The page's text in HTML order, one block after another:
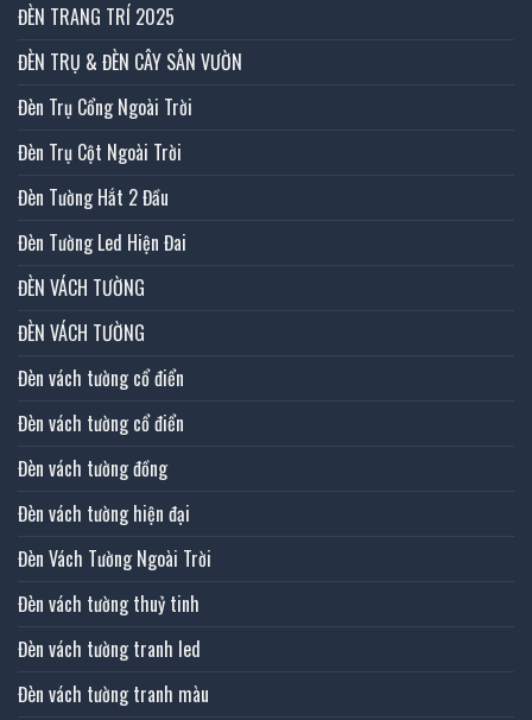
ĐÈN TRANG TRÍ 2025
ĐÈN TRỤ & ĐÈN CÂY SÂN VƯỜN
Đèn Trụ Cổng Ngoài Trời
Đèn Trụ Cột Ngoài Trời
Đèn Tường Hắt 2 Đầu
Đèn Tường Led Hiện Đai
ĐÈN VÁCH TƯỜNG
ĐÈN VÁCH TƯỜNG
Đèn vách tường cổ điển
Đèn vách tường cổ điển
Đèn vách tường đồng
Đèn vách tường hiện đại
Đèn Vách Tường Ngoài Trời
Đèn vách tường thuỷ tinh
Đèn vách tường tranh led
Đèn vách tường tranh màu